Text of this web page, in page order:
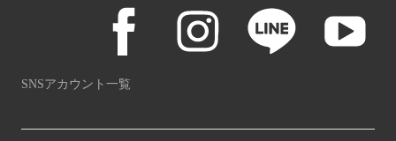
SNSアカウント一覧